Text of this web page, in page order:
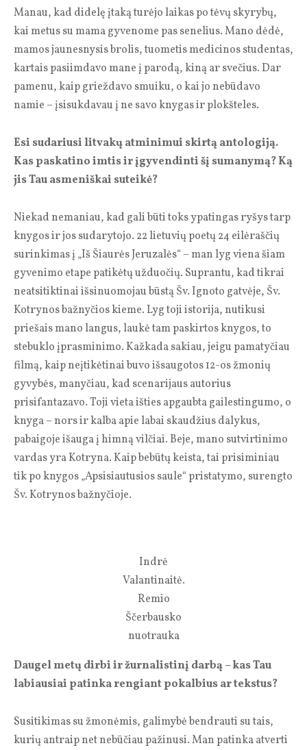
Manau, kad didelę įtaką turėjo laikas po tėvų skyrybų,
kai metus su mama gyvenome pas senelius. Mano dėdė,
mamos jaunesnysis brolis, tuometis medicinos studentas,
kartais pasiimdavo mane į parodą, kiną ar svečius. Dar
pamenu, kaip grieždavo smuiku, o kai jo nebūdavo
namie – įsisukdavau į ne savo knygas ir plokšteles.
Esi sudariusi litvakų atminimui skirtą antologiją.
Kas paskatino imtis ir įgyvendinti šį sumanymą? Ką
jis Tau asmeniškai suteikė?
Niekad nemaniau, kad gali būti toks ypatingas ryšys tarp
knygos ir jos sudarytojo. 22 lietuvių poetų 24 eilėraščių
surinkimas į „Iš Šiaurės Jeruzalės“ – man lyg viena šiam
gyvenimo etape patikėtų užduočių. Suprantu, kad tikrai
neatsitiktinai išsinuomojau būstą Šv. Ignoto gatvėje, Šv.
Kotrynos bažnyčios kieme. Lyg toji istorija, nutikusi
priešais mano langus, laukė tam paskirtos knygos, to
stebuklo įprasminimo. Kažkada sakiau, jeigu pamatyčiau
filmą, kaip neįtikėtinai buvo išsaugotos 12-os žmonių
gyvybės, manyčiau, kad scenarijaus autorius
prisifantazavo. Toji vieta išties apgaubta gailestingumo, o
knyga – nors ir kalba apie labai skaudžius dalykus,
pabaigoje išauga į himną vilčiai. Beje, mano sutvirtinimo
vardas yra Kotryna. Kaip bebūtų keista, tai prisiminiau
tik po knygos „Apsisiautusios saule“ pristatymo, surengto
Šv. Kotrynos bažnyčioje.
Indrė
Valantinaitė.
Remio
Ščerbausko
nuotrauka
Daugel metų dirbi ir žurnalistinį darbą – kas Tau
labiausiai patinka rengiant pokalbius ar tekstus?
Susitikimas su žmonėmis, galimybė bendrauti su tais,
kurių antraip net nebūčiau pažinusi. Man patinka atverti